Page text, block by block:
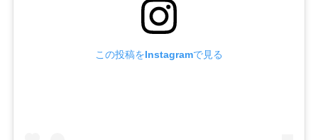
この投稿をInstagramで見る